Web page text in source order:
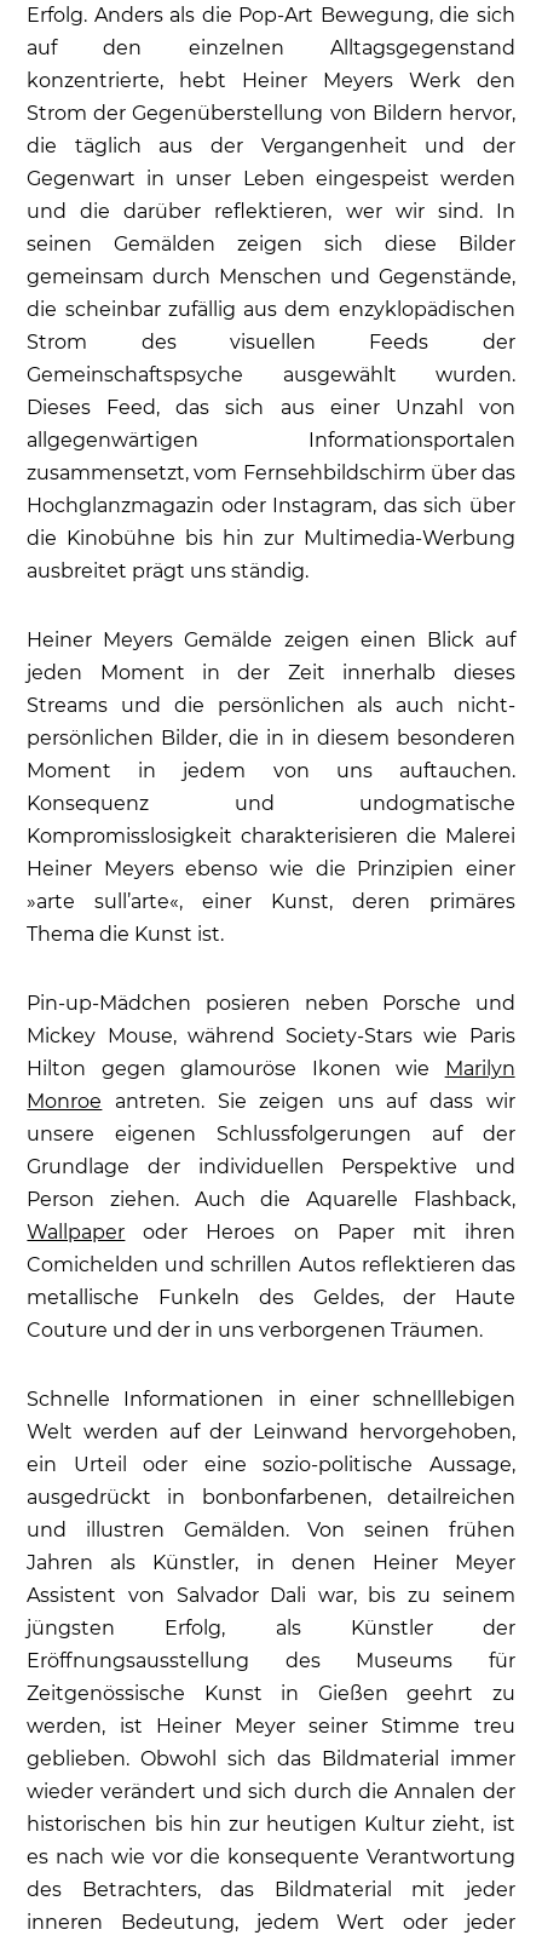
Erfolg. Anders als die Pop-Art Bewegung, die sich
auf den einzelnen Alltagsgegenstand
konzentrierte, hebt Heiner Meyers Werk den
Strom der Gegenüberstellung von Bildern hervor,
die täglich aus der Vergangenheit und der
Gegenwart in unser Leben eingespeist werden
und die darüber reflektieren, wer wir sind. In
seinen Gemälden zeigen sich diese Bilder
gemeinsam durch Menschen und Gegenstände,
die scheinbar zufällig aus dem enzyklopädischen
Strom des visuellen Feeds der
Gemeinschaftspsyche ausgewählt wurden.
Dieses Feed, das sich aus einer Unzahl von
allgegenwärtigen Informationsportalen
zusammensetzt, vom Fernsehbildschirm über das
Hochglanzmagazin oder Instagram, das sich über
die Kinobühne bis hin zur Multimedia-Werbung
ausbreitet prägt uns ständig.
Heiner Meyers Gemälde zeigen einen Blick auf
jeden Moment in der Zeit innerhalb dieses
Streams und die persönlichen als auch nicht-
persönlichen Bilder, die in in diesem besonderen
Moment in jedem von uns auftauchen.
Konsequenz und undogmatische
Kompromisslosigkeit charakterisieren die Mal­erei
Heiner Meyers ebenso wie die Prinzipien einer
»arte sull’arte«, einer Kunst, deren primäres
Thema die Kunst ist.
Pin-up-Mädchen posieren neben Porsche und
Mickey Mouse, während Society-Stars wie Paris
Hilton gegen glamouröse Ikonen wie Marilyn
Monroe antreten. Sie zeigen uns auf dass wir
unsere eigenen Schlussfolgerungen auf der
Grundlage der individuellen Perspektive und
Person ziehen. Auch die Aquarelle Flashback,
Wallpaper oder Heroes on Paper mit ihren
Comichelden und schrillen Autos reflektieren das
metallische Funkeln des Geldes, der Haute
Couture und der in uns verborgenen Träumen.
Schnelle Informationen in einer schnelllebigen
Welt werden auf der Leinwand hervorgehoben,
ein Urteil oder eine sozio-politische Aussage,
ausgedrückt in bonbonfarbenen, detailreichen
und illustren Gemälden. Von seinen frühen
Jahren als Künstler, in denen Heiner Meyer
Assistent von Salvador Dali war, bis zu seinem
jüngsten Erfolg, als Künstler der
Eröffnungsausstellung des Museums für
Zeitgenössische Kunst in Gießen geehrt zu
werden, ist Heiner Meyer seiner Stimme treu
geblieben. Obwohl sich das Bildmaterial immer
wieder verändert und sich durch die Annalen der
historischen bis hin zur heutigen Kultur zieht, ist
es nach wie vor die konsequente Verantwortung
des Betrachters, das Bildmaterial mit jeder
inneren Bedeutung, jedem Wert oder jeder